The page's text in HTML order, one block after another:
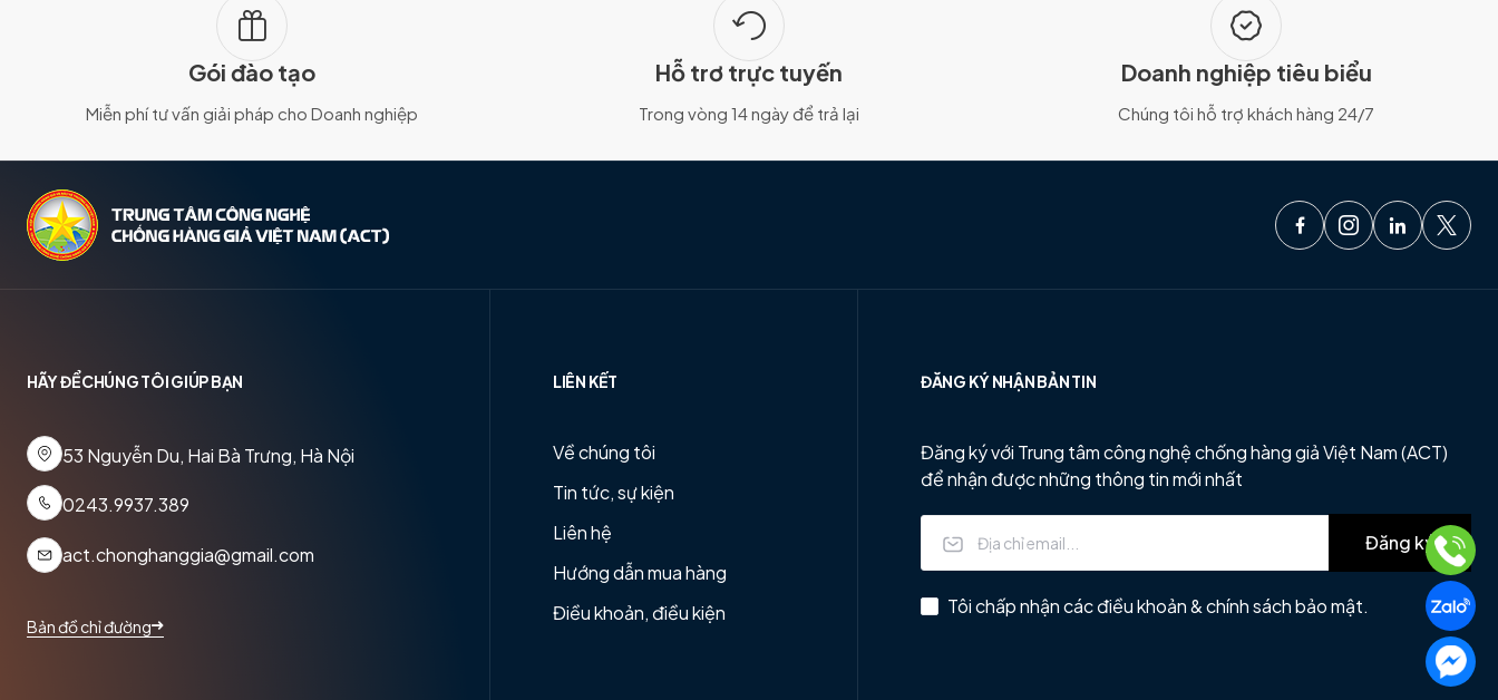
Gói đào tạo
Miễn phí tư vấn giải pháp cho Doanh nghiệp
Hỗ trơ trực tuyến
Trong vòng 14 ngày để trả lại
Doanh nghiệp tiêu biểu
Chúng tôi hỗ trợ khách hàng 24/7
HÃY ĐỂ CHÚNG TÔI GIÚP BẠN
53 Nguyễn Du, Hai Bà Trưng, Hà Nội
0243.9937.389
act.chonghanggia@gmail.com
Bản đồ chỉ đường
LIÊN KẾT
Về chúng tôi
Tin tức, sự kiện
Liên hệ
Hướng dẫn mua hàng
Điều khoản, điều kiện
ĐĂNG KÝ NHẬN BẢN TIN
Đăng ký với Trung tâm công nghệ chống hàng giả Việt Nam (ACT)
để nhận được những thông tin mới nhất
Đăng ký
Tôi chấp nhận các điều khoản & chính sách bảo mật.